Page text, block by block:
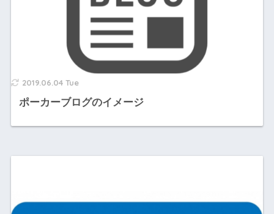
2019.06.04 Tue
ポーカーブログのイメージ